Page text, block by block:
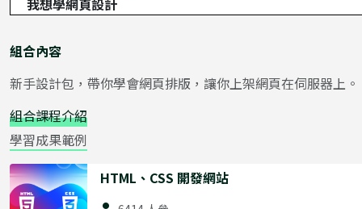
後端工程師體驗營
Node.js+雲端：後端就業培訓班&專題班
【後端工程師學程】Node.js 直播班
【後端工程師學程】JavaScript 直播班
JS+Vue 前端工程師培訓班＆專題班
網頁切版直播班
組合內容
新手設計包，帶你學會網頁排版，讓你上架網頁在伺服器上。
組合課程介紹
學習成果範例
HTML、CSS 開發網站